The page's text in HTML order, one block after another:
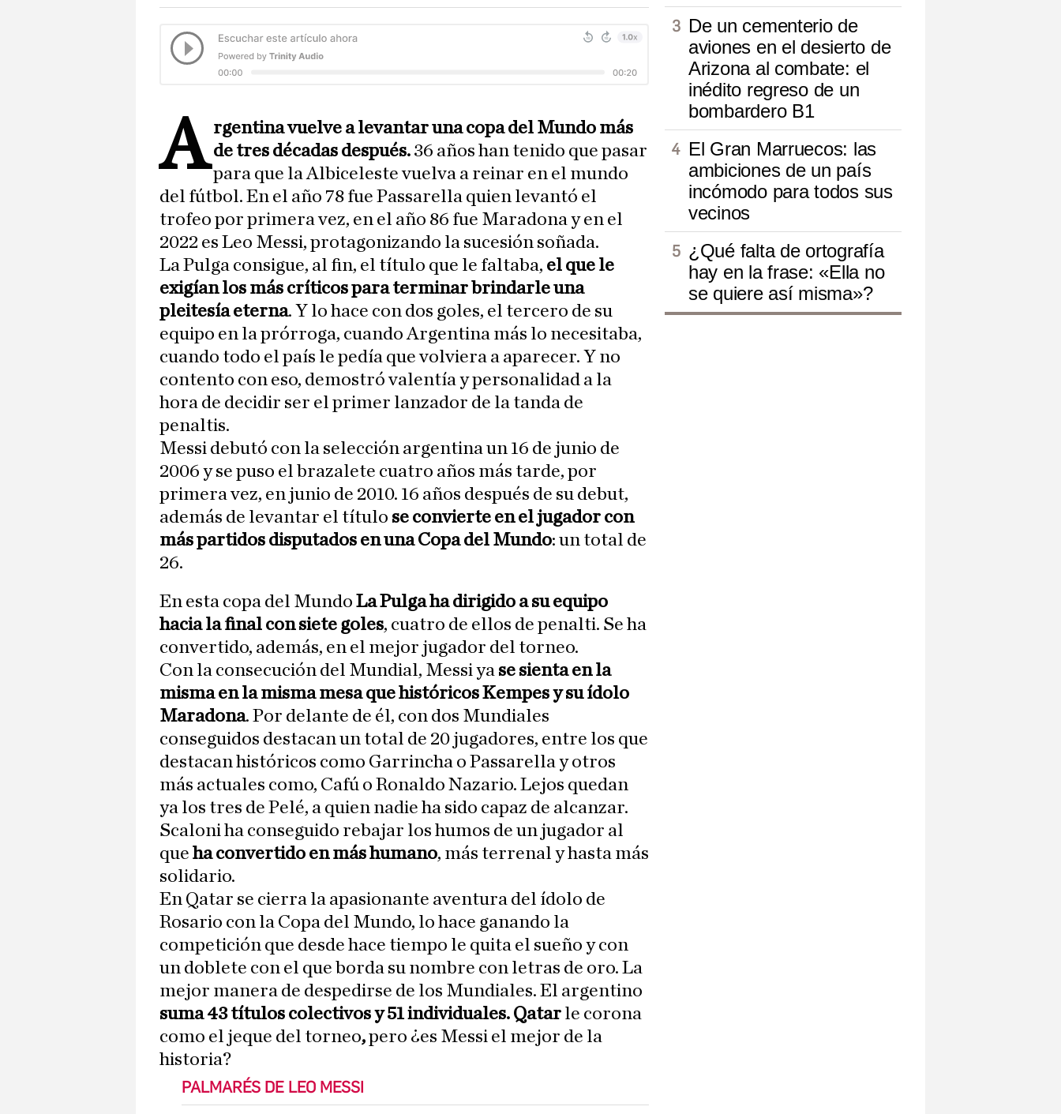
A rgentina vuelve a levantar una copa del Mundo más
de tres décadas después. 36 años han tenido que pasar
para que la Albiceleste vuelva a reinar en el mundo
del fútbol. En el año 78 fue Passarella quien levantó el
trofeo por primera vez, en el año 86 fue Maradona y en el
2022 es Leo Messi, protagonizando la sucesión soñada.
La Pulga consigue, al fin, el título que le faltaba, el que le
exigían los más críticos para terminar brindarle una
pleitesía eterna. Y lo hace con dos goles, el tercero de su
equipo en la prórroga, cuando Argentina más lo necesitaba,
cuando todo el país le pedía que volviera a aparecer. Y no
contento con eso, demostró valentía y personalidad a la
hora de decidir ser el primer lanzador de la tanda de
penaltis.
Messi debutó con la selección argentina un 16 de junio de
2006 y se puso el brazalete cuatro años más tarde, por
primera vez, en junio de 2010. 16 años después de su debut,
además de levantar el título se convierte en el jugador con
más partidos disputados en una Copa del Mundo: un total de
26.
En esta copa del Mundo La Pulga ha dirigido a su equipo
hacia la final con siete goles, cuatro de ellos de penalti. Se ha
convertido, además, en el mejor jugador del torneo.
Con la consecución del Mundial, Messi ya se sienta en la
misma en la misma mesa que históricos Kempes y su ídolo
Maradona. Por delante de él, con dos Mundiales
conseguidos destacan un total de 20 jugadores, entre los que
destacan históricos como Garrincha o Passarella y otros
más actuales como, Cafú o Ronaldo Nazario. Lejos quedan
ya los tres de Pelé, a quien nadie ha sido capaz de alcanzar.
Scaloni ha conseguido rebajar los humos de un jugador al
que ha convertido en más humano, más terrenal y hasta más
solidario.
En Qatar se cierra la apasionante aventura del ídolo de
Rosario con la Copa del Mundo, lo hace ganando la
competición que desde hace tiempo le quita el sueño y con
un doblete con el que borda su nombre con letras de oro. La
mejor manera de despedirse de los Mundiales. El argentino
suma 43 títulos colectivos y 51 individuales. Qatar le corona
como el jeque del torneo,pero ¿es Messi el mejor de la
historia?
PALMARÉS DE LEO MESSI
De un cementerio de
aviones en el desierto de
Arizona al combate: el
inédito regreso de un
bombardero B1
El Gran Marruecos: las
ambiciones de un país
incómodo para todos sus
vecinos
¿Qué falta de ortografía
hay en la frase: «Ella no
se quiere así misma»?